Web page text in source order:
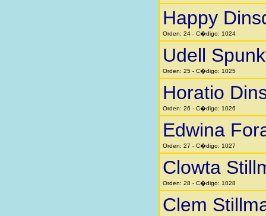
Happy
Orden: 24 - C�digo: 1024
Udell
Orden: 25 - C�digo: 1025
Horatio
Orden: 26 - C�digo: 1026
Edwina
Orden: 27 - C�digo: 1027
Clowta
Orden: 28 - C�digo: 1028
Clem